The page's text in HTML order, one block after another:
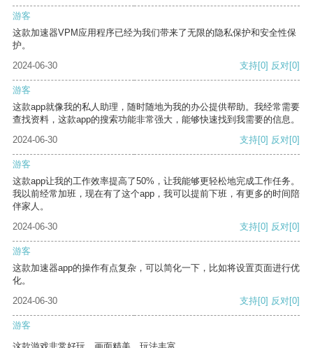
游客
这款加速器VPM应用程序已经为我们带来了无限的隐私保护和安全性保
护。
2024-06-30
支持[0] 反对[0]
游客
这款app就像我的私人助理，随时随地为我的办公提供帮助。我经常需要
查找资料，这款app的搜索功能非常强大，能够快速找到我需要的信息。
2024-06-30
支持[0] 反对[0]
游客
这款app让我的工作效率提高了50%，让我能够更轻松地完成工作任务。
我以前经常加班，现在有了这个app，我可以提前下班，有更多的时间陪
伴家人。
2024-06-30
支持[0] 反对[0]
游客
这款加速器app的操作有点复杂，可以简化一下，比如将设置页面进行优
化。
2024-06-30
支持[0] 反对[0]
游客